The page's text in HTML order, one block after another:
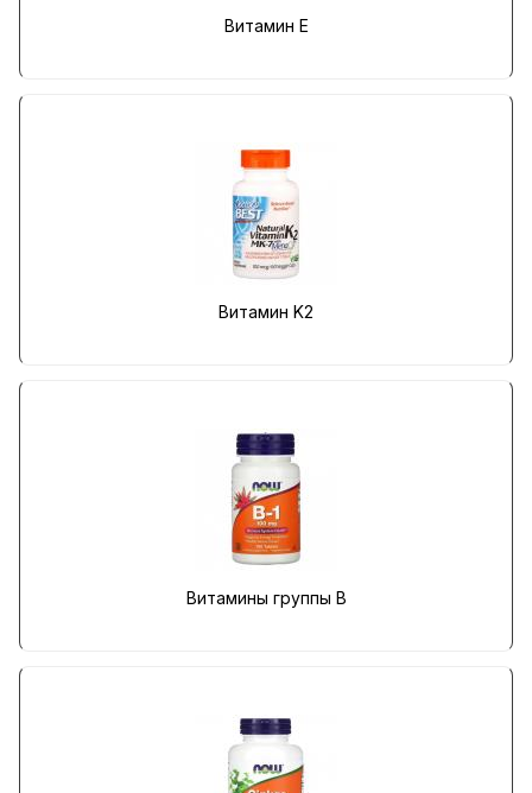
Витамин E
Витамин K2
Витамины группы B